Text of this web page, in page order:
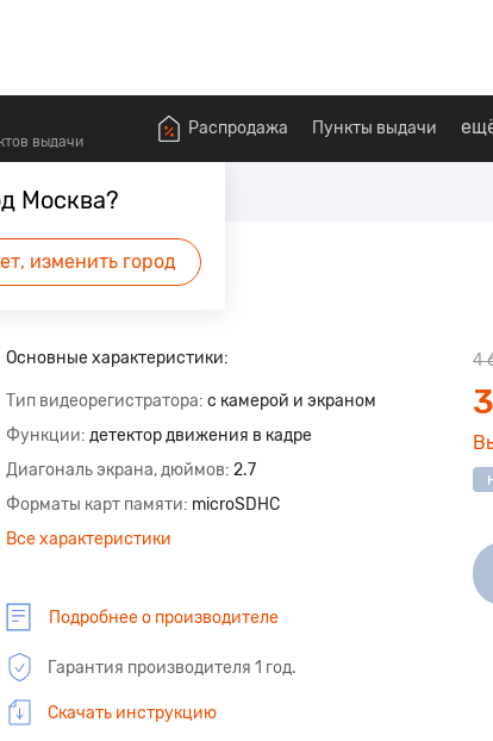
Москва?
изменить город
выдачи
Распродажа Пункты выдачи
Основные характеристики:
Тип видеорегистратора с камерой и экраном
Функции детектор движения в кадре
Диагональ экрана, дюймов 2.7
Форматы карт памяти microSDHC
Все характеристики
Подробнее о производителе
Гарантия производителя 1 год.
Скачать инструкцию
4